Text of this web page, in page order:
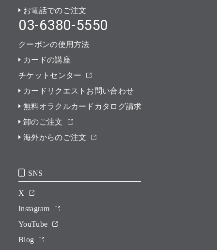
お電話でのご注文
03-6380-5550
クーポンの使用方法
カードの講座
チケットセンター
カードリクエストお問い合わせ
無料オラクルカードカタログ請求
卸のご注文
海外からのご注文
SNS
X
Instagram
YouTube
Blog